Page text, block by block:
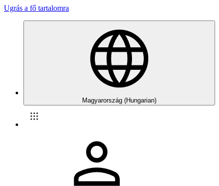
Ugrás a fő tartalomra
Magyarország (Hungarian)